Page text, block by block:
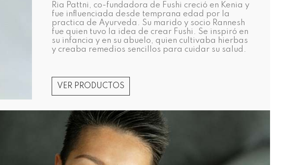
Ria Pattni, co-fundadora de Fushi creció en Kenia y
fue influenciada desde temprana edad por la
practica de Ayurveda. Su marido y socio Rannesh
fue quien tuvo la idea de crear Fushi. Se inspiró en
su infancia y en su abuelo, quien cultivaba hierbas
y creaba remedios sencillos para cuidar su salud.
VER PRODUCTOS